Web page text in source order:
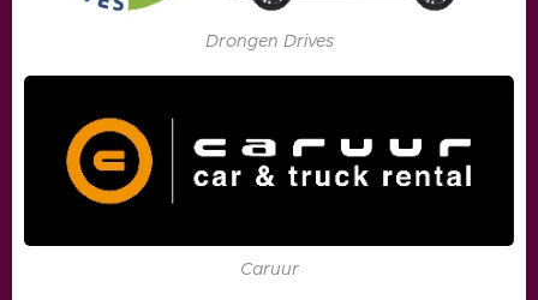
Drongen Drives
Caruur